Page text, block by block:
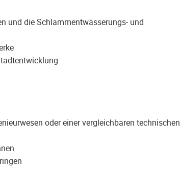
und die Schlammentwässerungs- und
oder einer vergleichbaren technischen